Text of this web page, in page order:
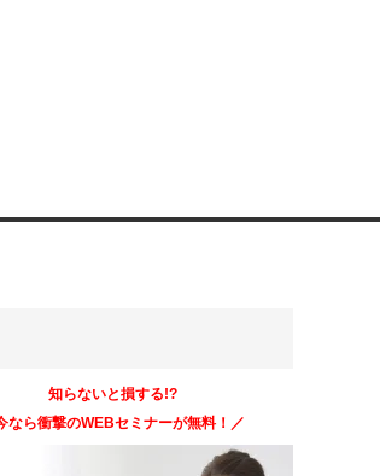
知らないと損する!?
なら衝撃のWEBセミナーが無料！／